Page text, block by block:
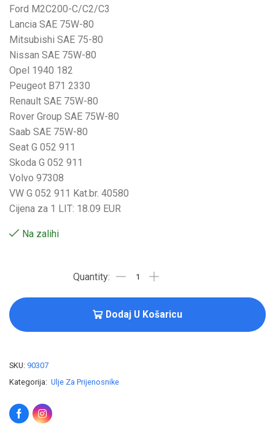
Ford M2C200-C/C2/C3
Lancia SAE 75W-80
Mitsubishi SAE 75-80
Nissan SAE 75W-80
Opel 1940 182
Peugeot B71 2330
Renault SAE 75W-80
Rover Group SAE 75W-80
Saab SAE 75W-80
Seat G 052 911
Skoda G 052 911
Volvo 97308
VW G 052 911 Kat.br. 40580
Cijena za 1 LIT: 18.09 EUR
Na zalihi
Dodaj U Košaricu
SKU: 90307
Kategorija: Ulje Za Prijenosnike